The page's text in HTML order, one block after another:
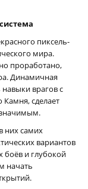
пиксель-
мира.
проработано,
Динамичная
врагов с
сделает
них самих
вариантов
боёв и глубокой
начать